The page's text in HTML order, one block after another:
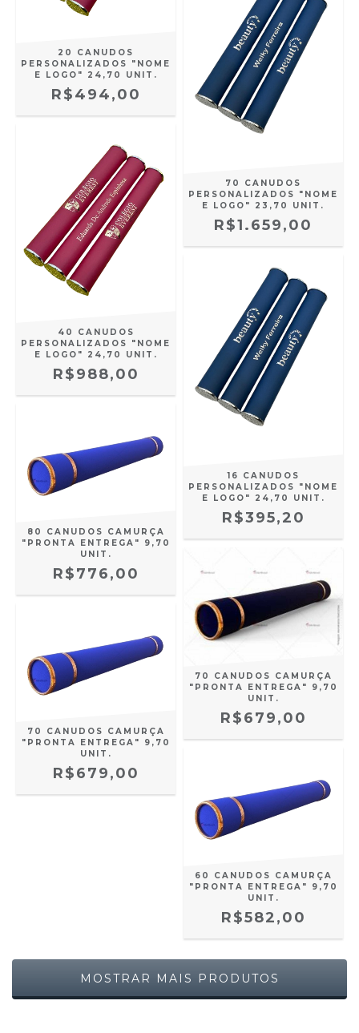
20 CANUDOS
PERSONALIZADOS "NOME
E LOGO" 24,70 UNIT.
R$494,00
70 CANUDOS
PERSONALIZADOS "NOME
E LOGO" 23,70 UNIT.
R$1.659,00
40 CANUDOS
PERSONALIZADOS "NOME
E LOGO" 24,70 UNIT.
R$988,00
16 CANUDOS
PERSONALIZADOS "NOME
E LOGO" 24,70 UNIT.
R$395,20
80 CANUDOS CAMURÇA
"PRONTA ENTREGA" 9,70
UNIT.
R$776,00
70 CANUDOS CAMURÇA
"PRONTA ENTREGA" 9,70
UNIT.
R$679,00
70 CANUDOS CAMURÇA
"PRONTA ENTREGA" 9,70
UNIT.
R$679,00
60 CANUDOS CAMURÇA
"PRONTA ENTREGA" 9,70
UNIT.
R$582,00
MOSTRAR MAIS PRODUTOS